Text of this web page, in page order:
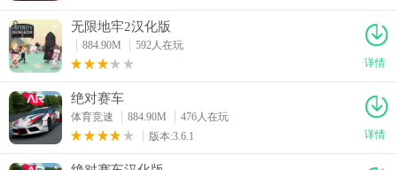
无限地牢2汉化版
884.90M
592人在玩
详情
绝对赛车
体育竞速 884.90M
476人在玩
版本:3.6.1
详情